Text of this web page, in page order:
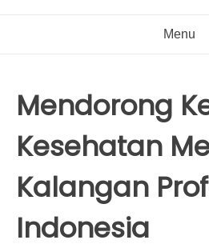
Menu
Mendorong
Kesehatan
Kalangan
Indonesia